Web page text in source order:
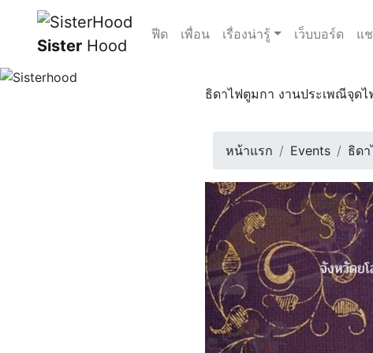
Sister Hood
ฟีด เพื่อน เรื่องน่ารู้ เว็บบอร์ด แ
ธิดาไฟตูมกา งานประเพณีจุด
หน้าแรก
Events ธิด